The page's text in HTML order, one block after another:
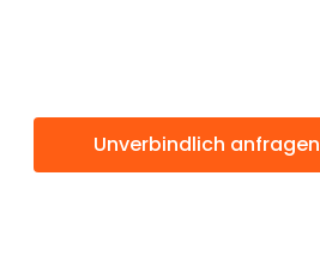
Unverbindlich anfragen